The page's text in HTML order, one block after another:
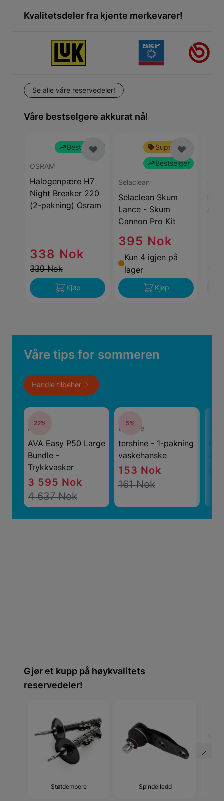
Kvalitetsdeler fra kjente merkevarer!
Se alle våre reservedeler!
Våre bestselgere akkurat nå!
Bestselger
OSRAM
Halogenpære H7
Night Breaker 220
(2-pakning) Osram
338 Nok
339 Nok
Kjøp
Superbillig
Bestselger
Selaclean
Selaclean Skum
Lance - Skum
Cannon Pro Kit
395 Nok
Kun 4 igjen på
lager
Kjøp
Våre tips for sommeren
Handle tilbehør
22%
AVA
AVA Easy P50 Large
Bundle -
Trykkvasker
3 595 Nok
4 637 Nok
5%
tershine
tershine - 1-pakning
vaskehanske
153 Nok
161 Nok
Gjør et kupp på høykvalitets
reservedeler!
Støtdempere Spindelledd